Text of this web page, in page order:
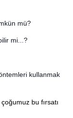
mü?
mi...?
kullanmak
bu fırsatı